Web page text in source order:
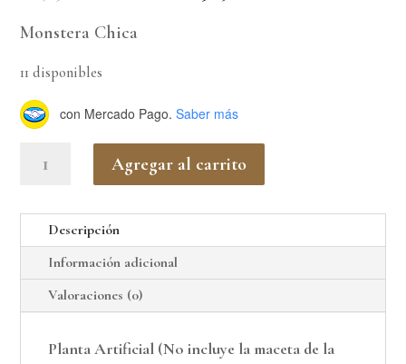
price
Monstera Chica
11 disponibles
con Mercado Pago. Saber más
(Costilla
Adán)
cantidad
Agregar al carrito
Descripción
Información adicional
Valoraciones (0)
Planta Artificial (No incluye la maceta de la